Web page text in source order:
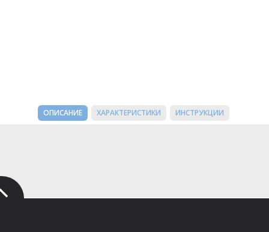
ОПИСАНИЕ ХАРАКТЕРИСТИКИ ИНСТРУКЦИИ